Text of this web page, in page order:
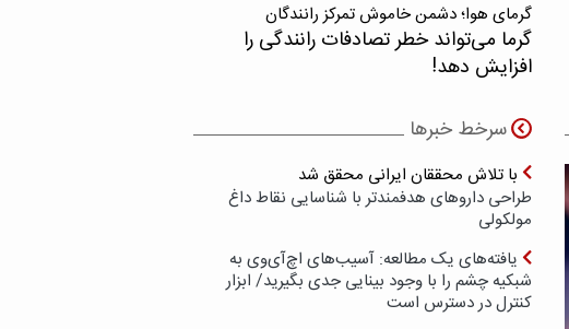
گرمای هوا؛ دشمن خاموش تمرکز رانندگان
گرما می‌تواند خطر تصادفات رانندگی را
افزایش دهد!
سرخط خبرها
با تلاش محققان ایرانی محقق شد
طراحی داروهای هدفمندتر با شناسایی نقاط داغ
مولکولی
یافته‌های یک مطالعه: آسیب‌های اچ‌آی‌وی به
شبکیه چشم را با وجود بینایی جدی بگیرید/ ابزار
کنترل در دسترس است